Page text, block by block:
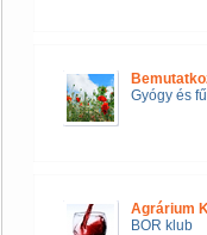
Gyógy és
Agrárium
BOR klub